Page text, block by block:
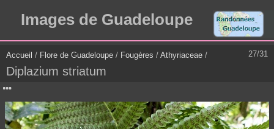
Images de Guadeloupe
27/31
Accueil / Flore de Guadeloupe / Fougères / Athyriaceae /
Diplazium striatum